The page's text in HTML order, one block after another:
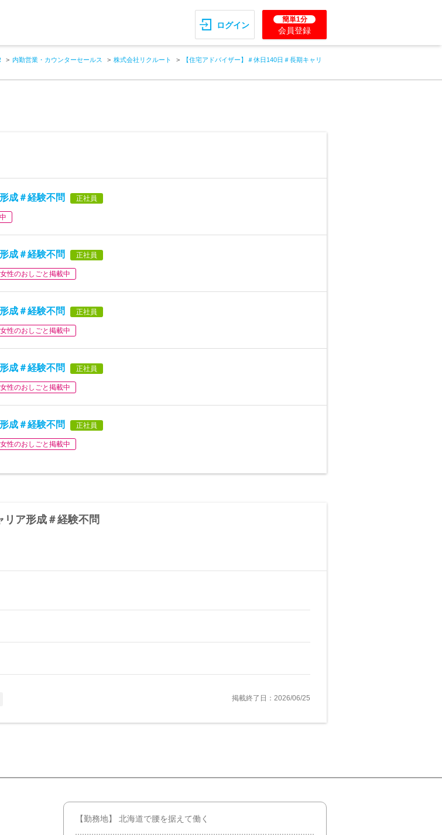
ログイン
簡単1分
会員登録
内勤営業・カウンターセールス 株式会社リクルート
【住宅アドバイザー】＃休日140日＃長期キャリ
成＃経験不問 正社員
成＃経験不問 正社員
女性のおしごと掲載中
成＃経験不問 正社員
女性のおしごと掲載中
成＃経験不問 正社員
女性のおしごと掲載中
成＃経験不問 正社員
女性のおしごと掲載中
リア形成＃経験不問
掲載終了日：2026/06/25
【勤務地】 北海道で腰を据えて働く